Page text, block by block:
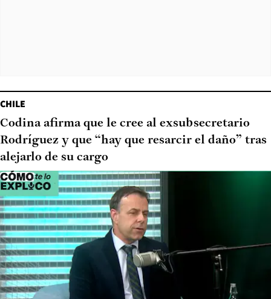
CHILE
Codina afirma que le cree al exsubsecretario
Rodríguez y que “hay que resarcir el daño” tras
alejarlo de su cargo